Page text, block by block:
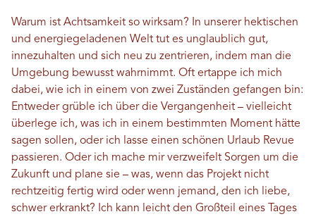
Warum ist Achtsamkeit so wirksam? In unserer hektischen
und energiegeladenen Welt tut es unglaublich gut,
innezuhalten und sich neu zu zentrieren, indem man die
Umgebung bewusst wahrnimmt. Oft ertappe ich mich
dabei, wie ich in einem von zwei Zuständen gefangen bin:
Entweder grüble ich über die Vergangenheit – vielleicht
überlege ich, was ich in einem bestimmten Moment hätte
sagen sollen, oder ich lasse einen schönen Urlaub Revue
passieren. Oder ich mache mir verzweifelt Sorgen um die
Zukunft und plane sie – was, wenn das Projekt nicht
rechtzeitig fertig wird oder wenn jemand, den ich liebe,
schwer erkrankt? Ich kann leicht den Großteil eines Tages